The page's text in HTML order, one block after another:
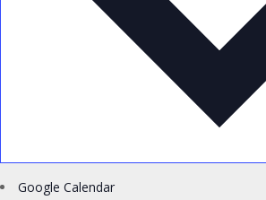
Google Calendar